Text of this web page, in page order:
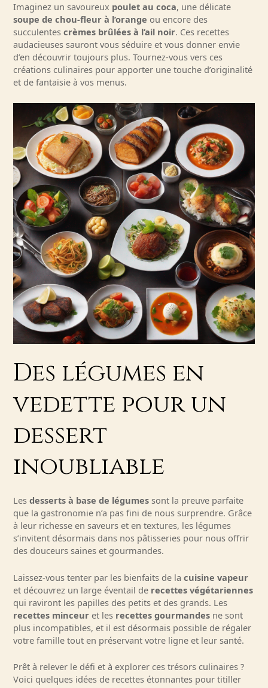
Imaginez un savoureux poulet au coca, une délicate
soupe de chou-fleur à l’orange ou encore des
succulentescrèmes brûlées à l’ail noir. Ces recettes
audacieuses sauront vous séduire et vous donner envie
d’en découvrir toujours plus. Tournez-vous vers ces
créations culinaires pour apporter une touche d’originalité
et de fantaisie à vos menus.
Des légumes en
vedette pour un
dessert
inoubliable
Lesdesserts à base de légumes sont la preuve parfaite
que la gastronomie n’a pas fini de nous surprendre. Grâce
à leur richesse en saveurs et en textures, les légumes
s’invitent désormais dans nos pâtisseries pour nous offrir
des douceurs saines et gourmandes.
Laissez-vous tenter par les bienfaits de lacuisine vapeur
et découvrez un large éventail de recettes végétariennes
qui raviront les papilles des petits et des grands. Les
recettes minceur et les recettes gourmandes ne sont
plus incompatibles, et il est désormais possible de régaler
votre famille tout en préservant votre ligne et leur santé.
Prêt à relever le défi et à explorer ces trésors culinaires ?
Voici quelques idées de recettes étonnantes pour titiller